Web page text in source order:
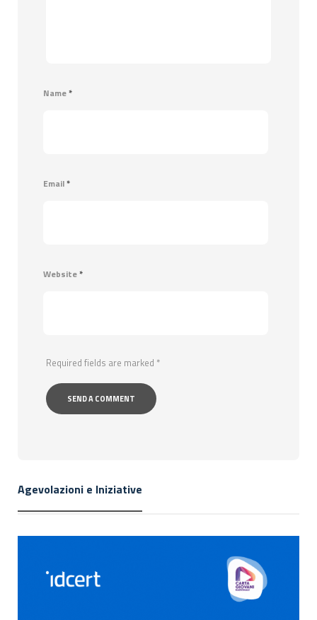
Name*
Email*
Website*
Required fields are marked *
Agevolazioni e Iniziative